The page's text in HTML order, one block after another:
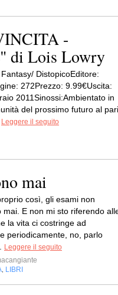
-
di Lois Lowry
DistopicoEditore:
272Prezzo: 9.99€Uscita:
2011Sinossi:Ambientato in
del prossimo futuro al pari
Leggere il seguito
mai
così, gli esami non
mai. E non mi sto riferendo
la vita ci costringe ad
periodicamente, no, parlo
Leggere il seguito
, LIBRI